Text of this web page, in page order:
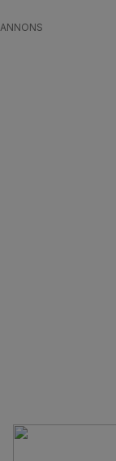
ANNONS